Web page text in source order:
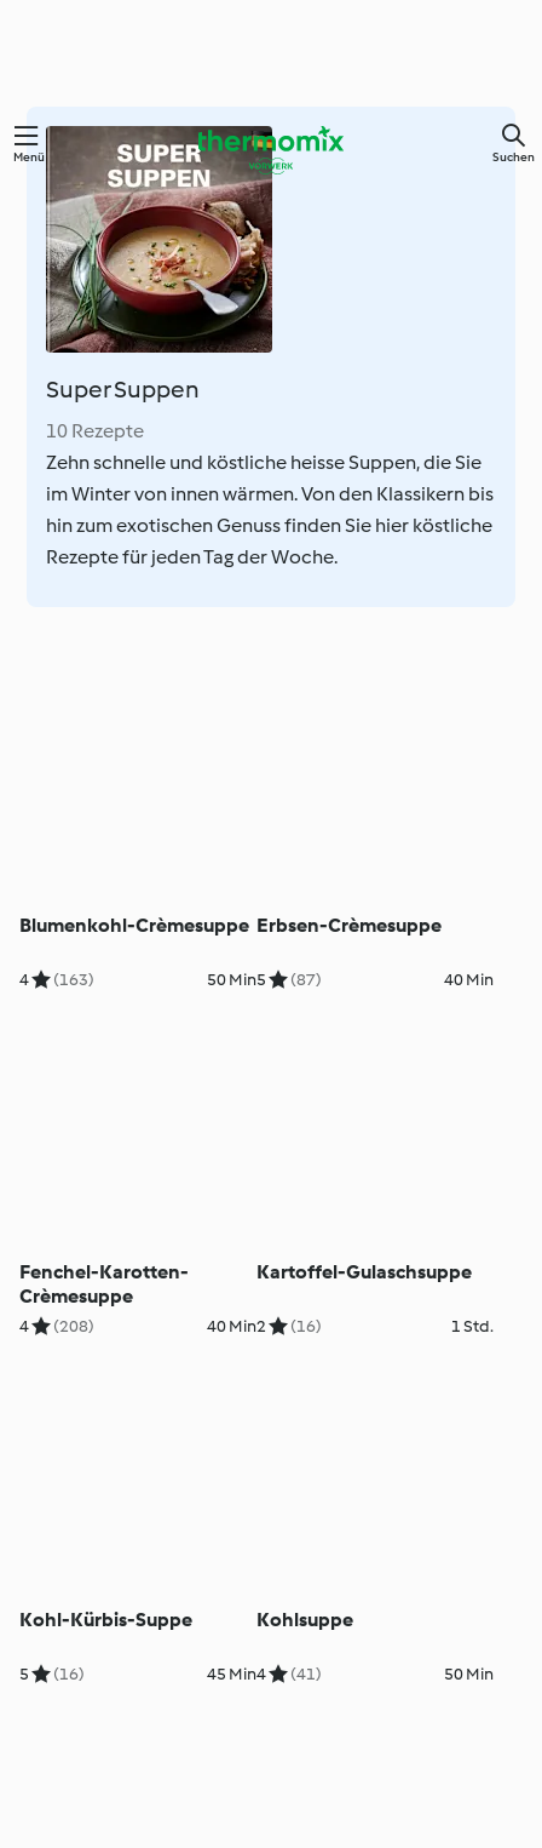
Springe
Hauptinhalt
Menü Suchen
Super Suppen
10 Rezepte
Zehn schnelle und köstliche heisse Suppen, die Sie
im Winter von innen wärmen. Von den Klassikern bis
hin zum exotischen Genuss finden Sie hier köstliche
Rezepte für jeden Tag der Woche.
Blumenkohl-Crèmesuppe
4 (163) 50 Min
Erbsen-Crèmesuppe
5 (87) 40 Min
Fenchel-Karotten-
Crèmesuppe
4 (208) 40 Min
Kartoffel-Gulaschsuppe
2 (16) 1 Std.
Kohl-Kürbis-Suppe
5 (16) 45 Min
Kohlsuppe
4 (41) 50 Min